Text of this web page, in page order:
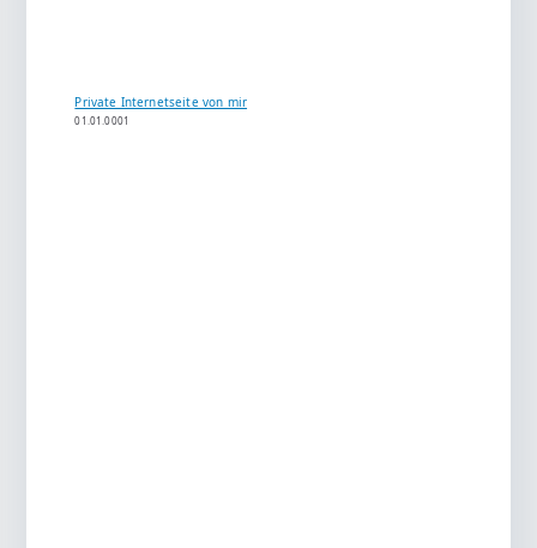
Private Internetseite von mir
01.01.0001